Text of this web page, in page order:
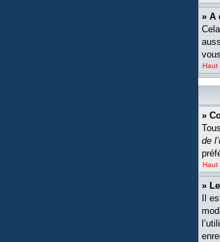
» A
Haut
»
de
Haut
»
Il